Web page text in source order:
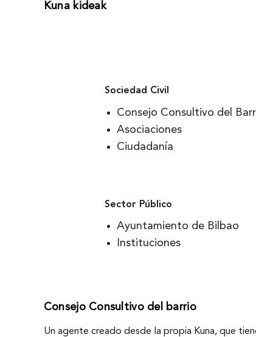
Kuna kideak
Sociedad Civil
Consejo Consultivo del
Asociaciones
Ciudadanía
Sector Público
Ayuntamiento de Bilbao
Instituciones
Consejo Consultivo del barrio
Un agente creado desde la propia Kuna, que